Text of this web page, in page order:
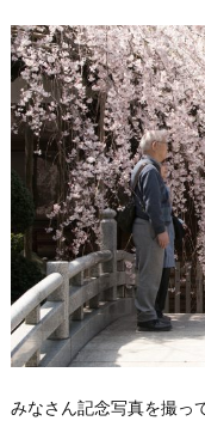
みなさん記念写真を撮っ